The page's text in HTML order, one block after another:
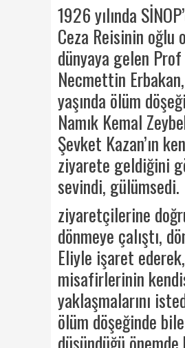
1926 yılında
Ceza Reisinin oğlu
dünyaya gelen
Necmettin
yaşında ölüm
Namık Kemal
Şevket Kazan’ın
ziyarete geldiğini
sevindi, gülümsedi.
ziyaretçilerine
dönmeye çalıştı,
Eliyle işaret ederek,
misafirlerinin
yaklaşmalarını
ölüm döşeğinde bile
düşündüğü